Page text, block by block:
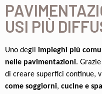
USI PIÙ
Uno degli impieghi più
nelle pavimentazioni.
di creare superfici continue,
come soggiorni, cucine e